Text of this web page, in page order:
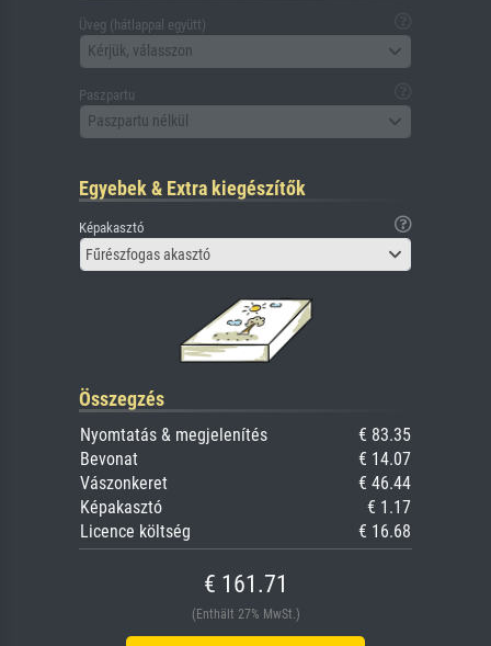
Üveg (hátlappal együtt)
Kérjük, válasszon
Paszpartu
Paszpartu nélkül
Egyebek & Extra kiegészítők
Képakasztó
Fűrészfogas akasztó
Összegzés
Nyomtatás & megjelenítés
€ 83.35
Bevonat
€ 14.07
Vászonkeret
€ 46.44
Képakasztó
€ 1.17
Licence költség
€ 16.68
€ 161.71
(Enthält 27% MwSt.)